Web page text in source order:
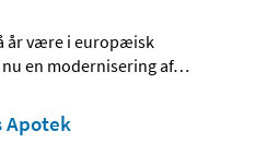
år være i europæisk
en modernisering af…
Apotek